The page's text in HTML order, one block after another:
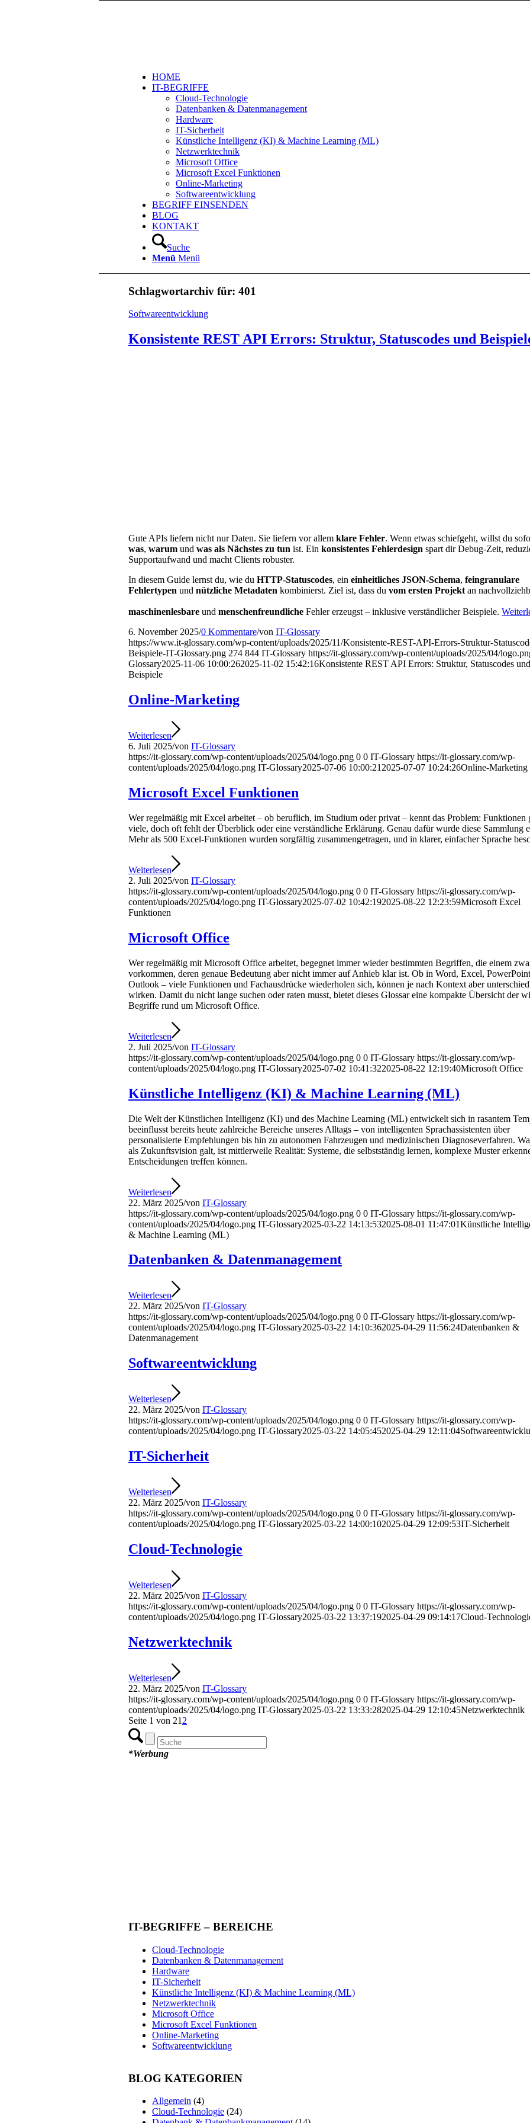
HOME
IT-BEGRIFFE
Cloud-Technologie
Datenbanken & Datenmanagement
Hardware
IT-Sicherheit
Künstliche Intelligenz (KI) & Machine Learning (ML)
Netzwerktechnik
Microsoft Office
Microsoft Excel Funktionen
Online-Marketing
Softwareentwicklung
BEGRIFF EINSENDEN
BLOG
KONTAKT
Suche
Menü Menü
Schlagwortarchiv für: 401
Softwareentwicklung
Konsistente REST API Errors: Struktur, Statuscodes und
Gute APIs liefern nicht nur Daten. Sie liefern vor allem klare Fehler. Wenn etwas schiefgeht, willst du
was, warum und was als Nächstes zu tun ist. Ein konsistentes Fehlerdesign spart dir Debug-Zeit,
Supportaufwand und macht Clients robuster.
In diesem Guide lernst du, wie du HTTP-Statuscodes, ein einheitliches JSON-Schema, feingranulare
Fehlertypen und nützliche Metadaten kombinierst. Ziel ist, dass du vom ersten Projekt an
maschinenlesbare und menschenfreundliche Fehler erzeugst – inklusive verständlicher Beispiele.
6. November 2025/0 Kommentare/von IT-Glossary
https://www.it-glossary.com/wp-content/uploads/2025/11/Konsistente-REST-API-Errors-Struktur-
Beispiele-IT-Glossary.png 274 844 IT-Glossary https://it-glossary.com/wp-content/uploads/2025/04/
Glossary2025-11-06 10:00:262025-11-02 15:42:16Konsistente REST API Errors: Struktur, Statuscodes und
Beispiele
Online-Marketing
Weiterlesen
6. Juli 2025/von IT-Glossary
https://it-glossary.com/wp-content/uploads/2025/04/logo.png 0 0 IT-Glossary https://it-glossary.com/wp-
content/uploads/2025/04/logo.png IT-Glossary2025-07-06 10:00:21 2025-07-07 10:24:26Online-Marketing
Microsoft Excel Funktionen
Wer regelmäßig mit Excel arbeitet – ob beruflich, im Studium oder privat – kennt das Problem: Funktionen
viele, doch oft fehlt der Überblick oder eine verständliche Erklärung. Genau dafür wurde diese Sammlung
Mehr als 500 Excel-Funktionen wurden sorgfältig zusammengetragen, und in klarer, einfacher Sprache
Weiterlesen
2. Juli 2025/von IT-Glossary
https://it-glossary.com/wp-content/uploads/2025/04/logo.png 0 0 IT-Glossary https://it-glossary.com/wp-
content/uploads/2025/04/logo.png IT-Glossary2025-07-02 10:42:192025-08-22 12:23:59Microsoft Excel
Funktionen
Microsoft Office
Wer regelmäßig mit Microsoft Office arbeitet, begegnet immer wieder bestimmten Begriffen, die einem
vorkommen, deren genaue Bedeutung aber nicht immer auf Anhieb klar ist. Ob in Word, Excel,
Outlook – viele Funktionen und Fachausdrücke wiederholen sich, können je nach Kontext aber
wirken. Damit du nicht lange suchen oder raten musst, bietet dieses Glossar eine kompakte Übersicht der
Begriffe rund um Microsoft Office.
Weiterlesen
2. Juli 2025/von IT-Glossary
https://it-glossary.com/wp-content/uploads/2025/04/logo.png 0 0 IT-Glossary https://it-glossary.com/wp-
content/uploads/2025/04/logo.png IT-Glossary2025-07-02 10:41:322025-08-22 12:19:40Microsoft Office
Künstliche Intelligenz (KI) & Machine Learning (ML)
Die Welt der Künstlichen Intelligenz (KI) und des Machine Learning (ML) entwickelt sich in rasantem
beeinflusst bereits heute zahlreiche Bereiche unseres Alltags – von intelligenten Sprachassistenten über
personalisierte Empfehlungen bis hin zu autonomen Fahrzeugen und medizinischen Diagnoseverfahren.
als Zukunftsvision galt, ist mittlerweile Realität: Systeme, die selbstständig lernen, komplexe Muster
Entscheidungen treffen können.
Weiterlesen
22. März 2025/von IT-Glossary
https://it-glossary.com/wp-content/uploads/2025/04/logo.png 0 0 IT-Glossary https://it-glossary.com/wp-
content/uploads/2025/04/logo.png IT-Glossary2025-03-22 14:13:532025-08-01 11:47:01Künstliche
& Machine Learning (ML)
Datenbanken & Datenmanagement
Weiterlesen
22. März 2025/von IT-Glossary
https://it-glossary.com/wp-content/uploads/2025/04/logo.png 0 0 IT-Glossary https://it-glossary.com/wp-
content/uploads/2025/04/logo.png IT-Glossary2025-03-22 14:10:362025-04-29 11:56:24Datenbanken &
Datenmanagement
Softwareentwicklung
Weiterlesen
22. März 2025/von IT-Glossary
https://it-glossary.com/wp-content/uploads/2025/04/logo.png 0 0 IT-Glossary https://it-glossary.com/wp-
content/uploads/2025/04/logo.png IT-Glossary2025-03-22 14:05:452025-04-29 12:11:04
IT-Sicherheit
Weiterlesen
22. März 2025/von IT-Glossary
https://it-glossary.com/wp-content/uploads/2025/04/logo.png 0 0 IT-Glossary https://it-glossary.com/wp-
content/uploads/2025/04/logo.png IT-Glossary2025-03-22 14:00:102025-04-29 12:09:53IT-Sicherheit
Cloud-Technologie
Weiterlesen
22. März 2025/von IT-Glossary
https://it-glossary.com/wp-content/uploads/2025/04/logo.png 0 0 IT-Glossary https://it-glossary.com/wp-
content/uploads/2025/04/logo.png IT-Glossary2025-03-22 13:37:192025-04-29 09:14:17Cloud-
Netzwerktechnik
Weiterlesen
22. März 2025/von IT-Glossary
https://it-glossary.com/wp-content/uploads/2025/04/logo.png 0 0 IT-Glossary https://it-glossary.com/wp-
content/uploads/2025/04/logo.png IT-Glossary2025-03-22 13:33:282025-04-29 12:10:45Netzwerktechnik
Seite 1 von 21 2
*Werbung
IT-BEGRIFFE – BEREICHE
Cloud-Technologie
Datenbanken & Datenmanagement
Hardware
IT-Sicherheit
Künstliche Intelligenz (KI) & Machine Learning (ML)
Netzwerktechnik
Microsoft Office
Microsoft Excel Funktionen
Online-Marketing
Softwareentwicklung
BLOG KATEGORIEN
Allgemein (4)
Cloud-Technologie (24)